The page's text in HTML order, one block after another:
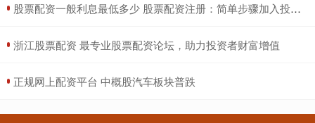
​股票配资一般利息最低多少 股票配资注册：简单步骤加入投资行列
​浙江股票配资 最专业股票配资论坛，助力投资者财富增值
​正规网上配资平台 中概股汽车板块普跌